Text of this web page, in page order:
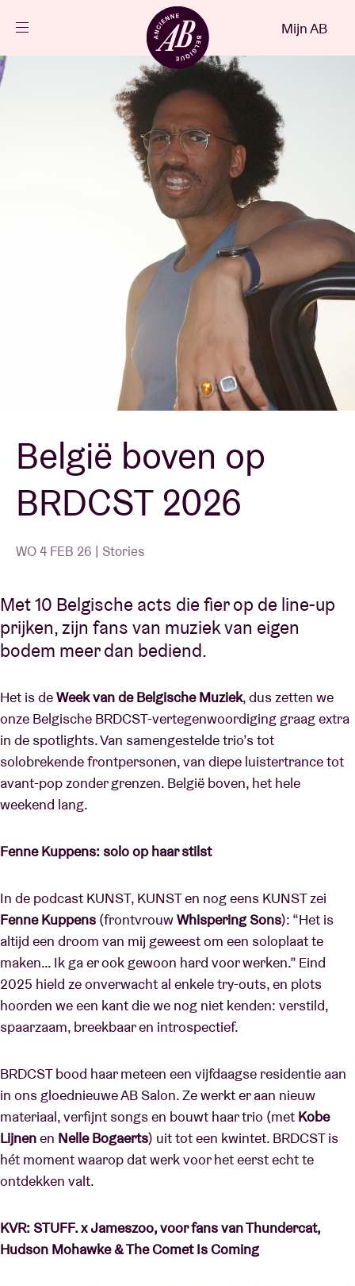
NL
Projecten
Bezoekersinfo
AB ❤ you
BRDCST
ABtv
Concertcheque
Over AB
Contact
Mijn AB
België boven op
BRDCST 2026
WO 4 FEB 26 | Stories
Met 10 Belgische acts die fier op de line-up
prijken, zijn fans van muziek van eigen
bodem meer dan bediend.
Het is deWeek van de Belgische Muziek, dus zetten we
onze Belgische BRDCST-vertegenwoordiging graag extra
in de spotlights. Van samengestelde trio’s tot
solobrekende frontpersonen, van diepe luistertrance tot
avant-pop zonder grenzen. België boven, het hele
weekend lang.
Fenne Kuppens: solo op haar stilst
In de podcast KUNST, KUNST en nog eens KUNST zei
Fenne Kuppens (frontvrouwWhispering Sons): “Het is
altijd een droom van mij geweest om een soloplaat te
maken… Ik ga er ook gewoon hard voor werken.” Eind
2025 hield ze onverwacht al enkele try-outs, en plots
hoorden we een kant die we nog niet kenden: verstild,
spaarzaam, breekbaar en introspectief.
BRDCST bood haar meteen een vijfdaagse residentie aan
in ons gloednieuwe AB Salon. Ze werkt er aan nieuw
materiaal, verfijnt songs en bouwt haar trio (met Kobe
Lijnenen Nelle Bogaerts) uit tot een kwintet. BRDCST is
hét moment waarop dat werk voor het eerst echt te
ontdekken valt.
KVR: STUFF. x Jameszoo, voor fans van Thundercat,
Hudson Mohawke & The Comet Is Coming